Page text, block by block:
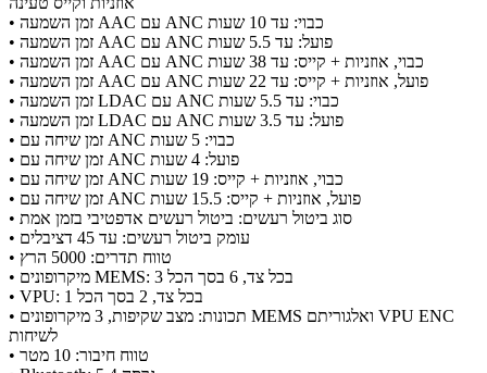
• זמן השמעה AAC עם ANC כבוי: עד 10 שעות
• זמן השמעה AAC עם ANC פועל: עד 5.5 שעות
• זמן השמעה AAC עם ANC כבוי, אוזניות + קייס: עד 38 שעות
• זמן השמעה AAC עם ANC פועל, אוזניות + קייס: עד 22 שעות
• זמן השמעה LDAC עם ANC כבוי: עד 5.5 שעות
• זמן השמעה LDAC עם ANC פועל: עד 3.5 שעות
• זמן שיחה עם ANC כבוי: 5 שעות
• זמן שיחה עם ANC פועל: 4 שעות
• זמן שיחה עם ANC כבוי, אוזניות + קייס: 19 שעות
• זמן שיחה עם ANC פועל, אוזניות + קייס: 15.5 שעות
• סוג ביטול רעשים: ביטול רעשים אדפטיבי בזמן אמת
• עומק ביטול רעשים: עד 45 דציבלים
• טווח תדרים: 5000 הרץ
• מיקרופונים MEMS: 3 בכל צד, 6 בסך הכל
• VPU: 1 בכל צד, 2 בסך הכל
• תכונות: מצב שקיפות, 3 מיקרופונים MEMS ואלגוריתם VPU ENC
לשיחות
• טווח חיבור: 10 מטר